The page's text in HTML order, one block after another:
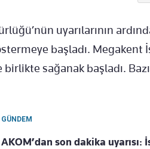
uyarılarının
başladı. Megakent
sağanak başladı.
GÜNDEM
AKOM’dan son dakika